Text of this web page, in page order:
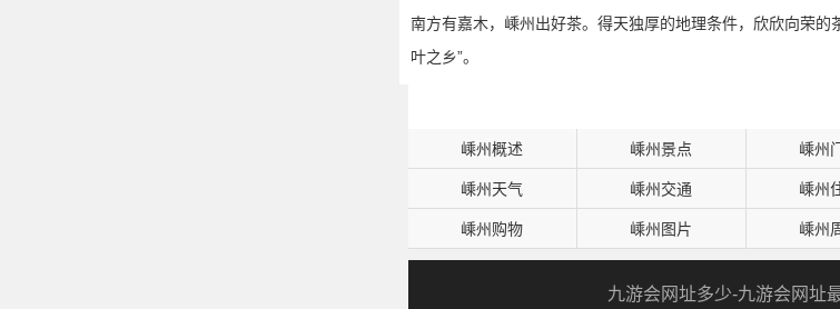
南方有嘉木，嵊州出好茶。得天独厚的地理条件，欣欣向荣的
叶之乡”。
嵊州概述 嵊州景点 嵊州
嵊州天气 嵊州交通 嵊州
嵊州购物 嵊州图片 嵊州
九游会网址多少-九游会网址